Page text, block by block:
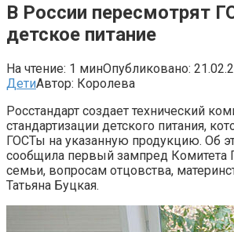
В России пересмотрят
детское питание
На чтение: 1 минОпубликовано:
ДетиАвтор: Королева
Росстандарт создает технический
стандартизации детского питания,
ГОСТы на указанную продукцию. Об
сообщила первый зампред Комитета
семьи, вопросам отцовства,
Татьяна Буцкая.